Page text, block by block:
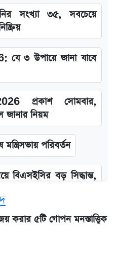
সংখ্যা ৩৫, সবচেয়ে
৩ উপায়ে জানা যাবে
প্রকাশ সোমবার,
নিয়ম
পরিবর্তন
বিএসইসির বড় সিদ্ধান্ত,
লেনদেনের
করার ৫টি গোপন মনস্তাত্ত্বিক